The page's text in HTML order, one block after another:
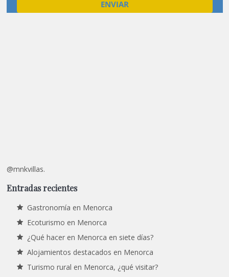
@mnkvillas.
Entradas recientes
Gastronomía en Menorca
Ecoturismo en Menorca
¿Qué hacer en Menorca en siete días?
Alojamientos destacados en Menorca
Turismo rural en Menorca, ¿qué visitar?